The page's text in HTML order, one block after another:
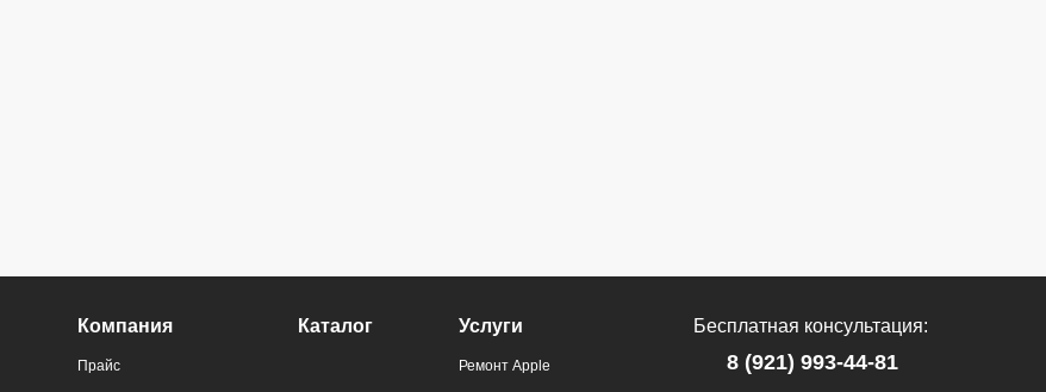
Компания
Прайс
Каталог Услуги
Ремонт Apple
Бесплатная консультация:
8 (921) 993-44-81